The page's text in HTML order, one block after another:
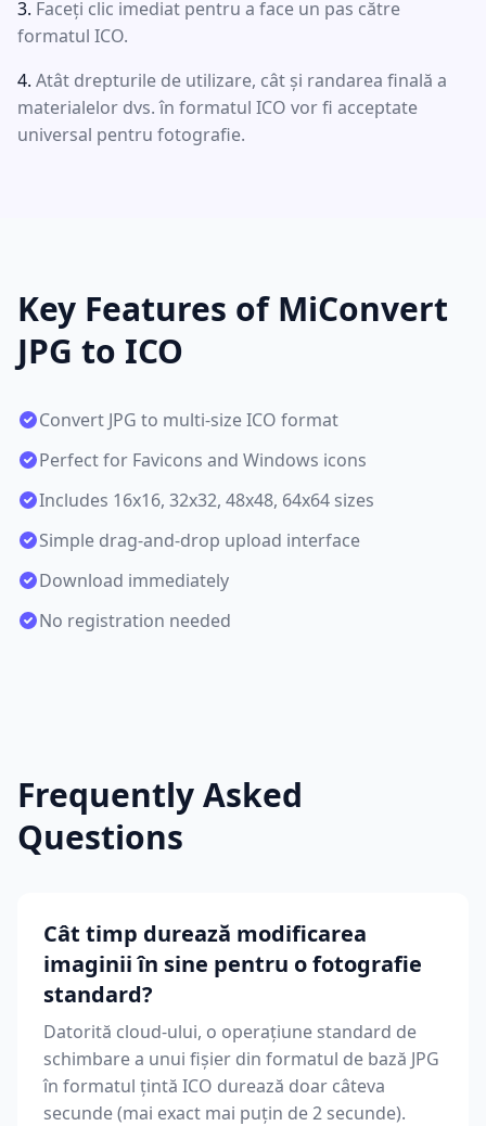
Faceți clic imediat pentru a face un pas către
formatul ICO.
Atât drepturile de utilizare, cât și randarea finală a
materialelor dvs. în formatul ICO vor fi acceptate
universal pentru fotografie.
Key Features of MiConvert
JPG to ICO
Convert JPG to multi-size ICO format
Perfect for Favicons and Windows icons
Includes 16x16, 32x32, 48x48, 64x64 sizes
Simple drag-and-drop upload interface
Download immediately
No registration needed
Frequently Asked
Questions
Cât timp durează modificarea
imaginii în sine pentru o fotografie
standard?
Datorită cloud-ului, o operațiune standard de
schimbare a unui fișier din formatul de bază JPG
în formatul țintă ICO durează doar câteva
secunde (mai exact mai puțin de 2 secunde).